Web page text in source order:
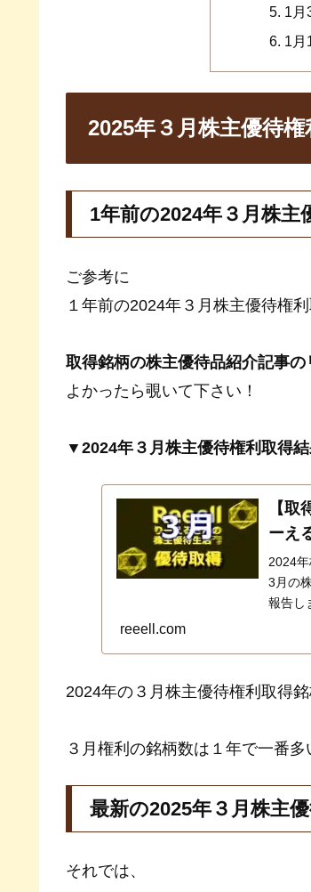
1月
1月
2025年３月株主優待
1年前の2024年３月株主
ご参考に
１年前の2024年３月株主優待権
取得銘柄の株主優待品紹介記事の
よかったら覗いて下さい！
▼2024年３月株主優待権利取得結
【
ーえ
2024
3月の
報告し
reeell.com
2024年の３月株主優待権利取得
３月権利の銘柄数は１年で一番
最新の2025年３月株主
それでは、